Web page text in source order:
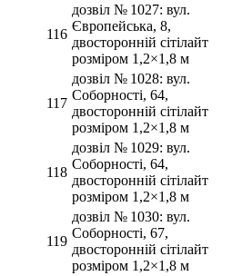
116
дозвіл № 1027: вул.
Європейська, 8,
двосторонній сітілайт
розміром 1,2×1,8 м
117
дозвіл № 1028: вул.
Соборності, 64,
двосторонній сітілайт
розміром 1,2×1,8 м
118
дозвіл № 1029: вул.
Соборності, 64,
двосторонній сітілайт
розміром 1,2×1,8 м
119
дозвіл № 1030: вул.
Соборності, 67,
двосторонній сітілайт
розміром 1,2×1,8 м